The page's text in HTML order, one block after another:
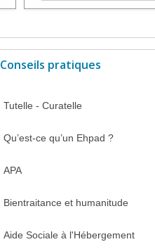
Conseils pratiques
Tutelle - Curatelle
Qu’est-ce qu’un Ehpad ?
APA
Bientraitance et humanitude
Aide Sociale à l'Hébergement